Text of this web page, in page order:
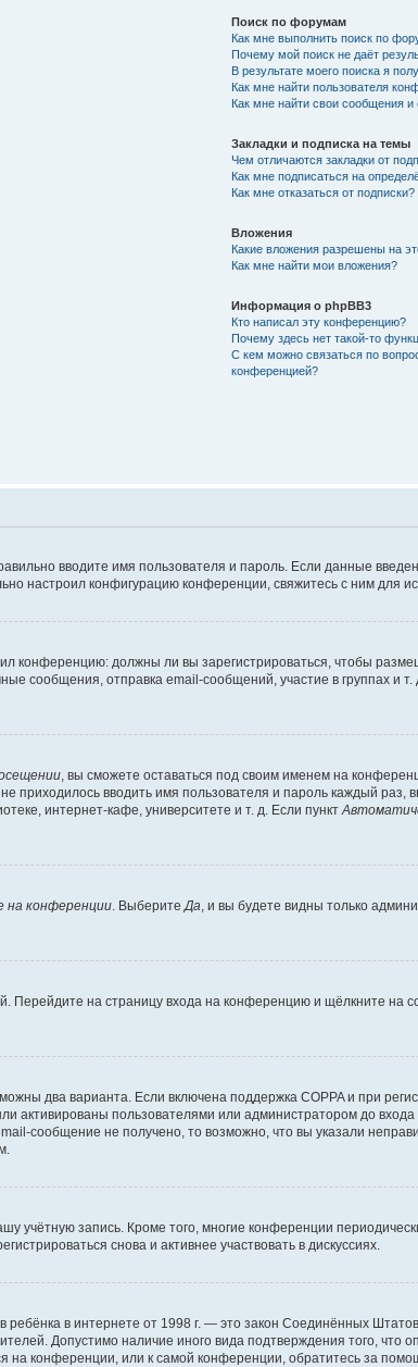
Поиск по форумам
Как мне выполнить поиск по
Почему мой поиск не даёт
В результате моего поиска я
Как мне найти пользователя
Как мне найти свои сообщения
Закладки и подписка на темы
Чем отличаются закладки от
Как мне подписаться на
Как мне отказаться от подписки?
Вложения
Какие вложения разрешены на
Как мне найти мои вложения?
Информация о phpBB3
Кто написал эту конференцию?
Почему здесь нет такой-то
С кем можно связаться по
конференцией?
вводите имя пользователя и пароль. Если данные
настроил конфигурацию конференции, свяжитесь с ним для
конференцию: должны ли вы зарегистрироваться, чтобы
сообщения, отправка email-сообщений, участие в группах и т.
, вы сможете оставаться под своим именем на
приходилось вводить имя пользователя и пароль каждый
интернет-кафе, университете и т. д. Если пункт
на конференции. ВыберитеДа, и вы будете видны только
Перейдите на страницу входа на конференцию и щёлкните на
два варианта. Если включена поддержка COPPA и при
активированы пользователями или администратором до
сообщение не получено, то возможно, что вы указали
учётную запись. Кроме того, многие конференции
снова и активнее участвовать в дискуссиях.
ребёнка в интернете от 1998 г. — это закон Соединённых
Допустимо наличие иного вида подтверждения того,
на конференции, или к самой конференции, обратитесь за